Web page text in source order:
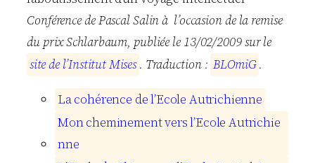
Conférence de Pascal Salin à l’occasion de la remise
du prix Schlarbaum, publiée le 13/02/2009 sur le
sitede l’InstitutMises . Traduction : BLOmiG.
Lacohérence del’Ecole Autrichienne
Moncheminementversl’Ecole Autrichie
nne